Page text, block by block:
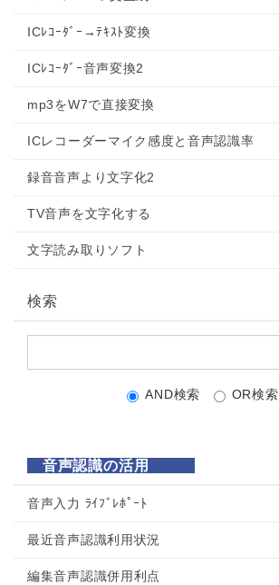
ICﾚｺｰﾀﾞｰ→ﾃｷｽﾄ変換
ICﾚｺｰﾀﾞｰ音声変換2
mp3をW7で直接変換
ICレコーダーマイク感度と音声認識率
録音音声より文字化2
TV音声を文字化する
文字読み取りソフト
検索
AND検索 OR検索
音声認識の活用
音声入力 ﾗｲﾌﾞﾚﾎﾟｰﾄ
最近音声認識利用状況
編集音声認識併用利点